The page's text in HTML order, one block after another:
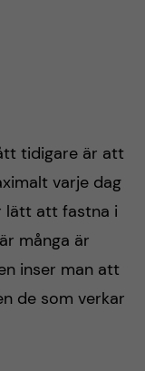
tidigare är att
varje dag
lätt att fastna i
många är
inser man att
de som verkar